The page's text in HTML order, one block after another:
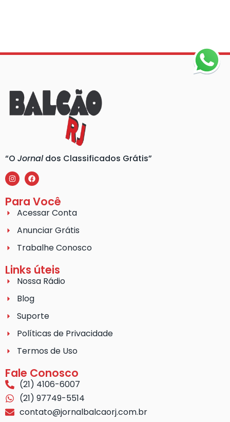
“O Jornaldos Classificados Grátis”
Para Você
Acessar Conta
Anunciar Grátis
Trabalhe Conosco
Links úteis
Nossa Rádio
Blog
Suporte
Políticas de Privacidade
Termos de Uso
Fale Conosco
(21) 4106-6007
(21) 97749-5514
contato@jornalbalcaorj.com.br